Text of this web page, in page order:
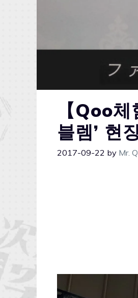
【Qoo
블렘’ 현
2017-09-22 by Mr.